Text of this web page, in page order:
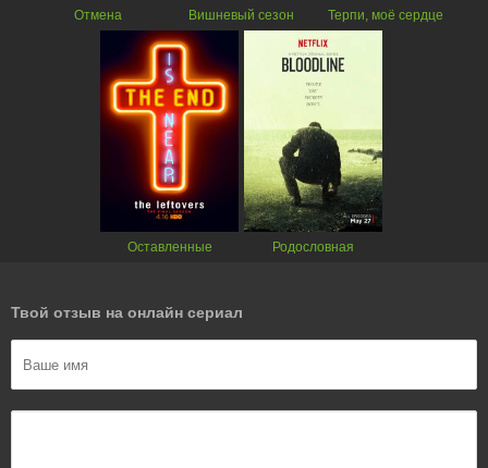
Отмена Вишневый сезон Терпи, моё сердце
Оставленные Родословная
Твой отзыв на онлайн сериал